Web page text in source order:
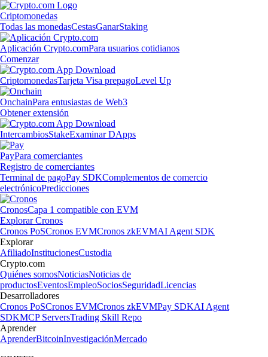
Criptomonedas
Todas las monedasCestasGanarStaking
Aplicación Crypto.comPara usuarios cotidianos
Comenzar
CriptomonedasTarjeta Visa prepagoLevel Up
OnchainPara entusiastas de Web3
Obtener extensión
IntercambiosStakeExaminar DApps
PayPara comerciantes
Registro de comerciantes
Terminal de pagoPay SDKComplementos de comercio
electrónicoPredicciones
CronosCapa 1 compatible con EVM
Explorar Cronos
Cronos PoSCronos EVMCronos zkEVMAI Agent SDK
Explorar
AfiliadoInstitucionesCustodia
Crypto.com
Quiénes somosNoticiasNoticias de
productosEventosEmpleoSociosSeguridadLicencias
Desarrolladores
Cronos PoSCronos EVMCronos zkEVMPay SDKAI Agent
SDKMCP ServersTrading Skill Repo
Aprender
AprenderBitcoinInvestigaciónMercado